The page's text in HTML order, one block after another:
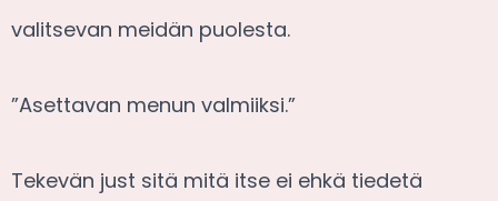
valitsevan meidän puolesta.
”Asettavan menun valmiiksi.”
Tekevän just sitä mitä itse ei ehkä tiedetä